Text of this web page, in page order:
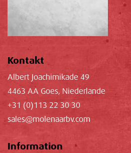
Kontakt
Albert Joachimikade 49
4463 AA Goes, Niederlande
+31 (0)113 22 30 30
sales@molenaarbv.com
Information